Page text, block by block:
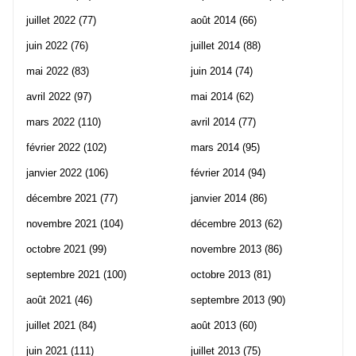
juillet 2022 (77)
juin 2022 (76)
mai 2022 (83)
avril 2022 (97)
mars 2022 (110)
février 2022 (102)
janvier 2022 (106)
décembre 2021 (77)
novembre 2021 (104)
octobre 2021 (99)
septembre 2021 (100)
août 2021 (46)
juillet 2021 (84)
juin 2021 (111)
août 2014 (66)
juillet 2014 (88)
juin 2014 (74)
mai 2014 (62)
avril 2014 (77)
mars 2014 (95)
février 2014 (94)
janvier 2014 (86)
décembre 2013 (62)
novembre 2013 (86)
octobre 2013 (81)
septembre 2013 (90)
août 2013 (60)
juillet 2013 (75)